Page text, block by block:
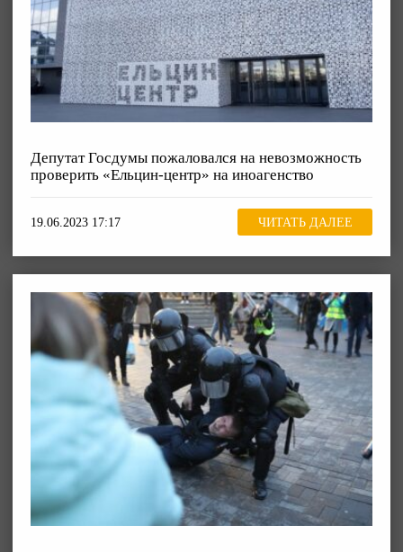
Депутат Госдумы пожаловался на невозможность
проверить «Ельцин-центр» на иноагенство
19.06.2023 17:17 ЧИТАТЬ ДАЛЕЕ